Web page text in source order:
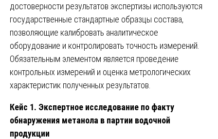
достоверности результатов экспертизы используются
государственные стандартные образцы состава,
позволяющие калибровать аналитическое
оборудование и контролировать точность измерений.
Обязательным элементом является проведение
контрольных измерений и оценка метрологических
характеристик полученных результатов.
Кейс 1. Экспертное исследование по факту
обнаружения метанола в партии водочной
продукции